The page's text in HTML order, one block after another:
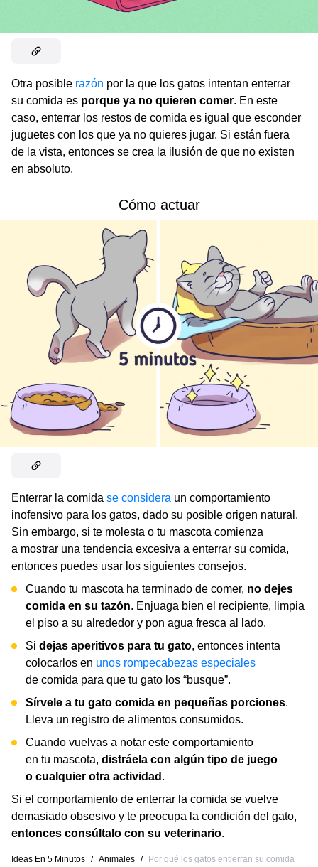
Otra posible razón por la que los gatos intentan enterrar
su comida es porque ya no quieren comer. En este
caso, enterrar los restos de comida es igual que esconder
juguetes con los que ya no quieres jugar. Si están fuera
de la vista, entonces se crea la ilusión de que no existen
en absoluto.
Cómo actuar
Enterrar la comida se considera un comportamiento
inofensivo para los gatos, dado su posible origen natural.
Sin embargo, si te molesta o tu mascota comienza
a mostrar una tendencia excesiva a enterrar su comida,
entonces puedes usar los siguientes consejos.
Cuando tu mascota ha terminado de comer, no dejes
comida en su tazón. Enjuaga bien el recipiente, limpia
el piso a su alrededor y pon agua fresca al lado.
Si dejas aperitivos para tu gato, entonces intenta
colocarlos en unos rompecabezas especiales
de comida para que tu gato los “busque”.
Sírvele a tu gato comida en pequeñas porciones.
Lleva un registro de alimentos consumidos.
Cuando vuelvas a notar este comportamiento
en tu mascota, distráela con algún tipo de juego
o cualquier otra actividad .
Si el comportamiento de enterrar la comida se vuelve
demasiado obsesivo y te preocupa la condición del gato,
entonces consúltalo con su veterinario.
Ideas En 5 Minutos / Animales / Por qué los gatos entierran su comida